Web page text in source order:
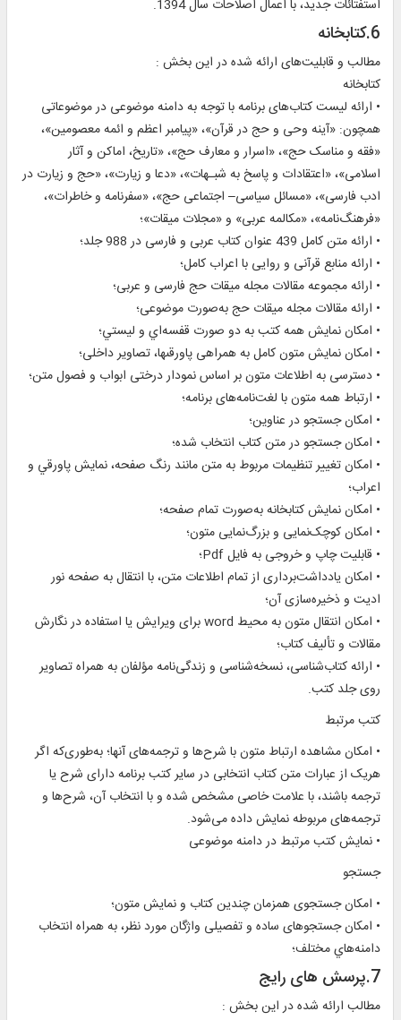
استفتائات جدید، با اعمال اصلاحات سال 1394.
6.کتابخانه
مطالب و قابليت‌های ارائه شده در اين بخش :
کتابخانه
• ارائه ليست کتاب‌های برنامه با توجه به دامنه موضوعی در موضوعاتی
همچون: «آینه وحی و حج در قرآن»، «پیامبر اعظم و ائمه معصومین»،
«فقه و مناسک حج»، «اسرار و معارف حج»، «تاریخ، اماکن و آثار
اسلامی»، «اعتقادات و پاسخ به شبـهات»، «دعا و زيارت»، «حج و زيارت در
ادب فارسی»، «مسائل سياسی– ‌اجتماعی حج»، «سفرنامه و خاطرات»،
«فرهنگ‌نامه»، «مکالمه عربی» و «مجلات ميقات»؛
• ارائه متن کامل 439 عنوان کتاب عربی و فارسی در 988 جلد؛
• ارائه منابع قرآنی و روایی با اعراب کامل؛
• ارائه مجموعه مقالات مجله ميقات حج فارسی و عربی؛
• ارائه مقالات مجله ميقات حج به‌صورت موضوعی؛
• امكان نمايش همه کتب به دو صورت قفسه‌اي و ليستي؛
• امكان نمايش متون كامل به همراهى پاورقى‏ها، تصاوير داخلی؛
• دسترسی به اطلاعات متون بر اساس نمودار درختی ابواب و فصول متن؛
• ارتباط همه متون با لغت‌نامه‌های برنامه؛
• امکان جستجو در عناوين؛
• امکان جستجو در متن کتاب انتخاب شده؛
• امكان تغيير تنظيمات مربوط به متن مانند رنگ صفحه، نمايش پاورقي و
اعراب؛
• امکان نمايش کتابخانه به‌صورت تمام صفحه؛
• امکان کوچک‌نمایی و بزرگ‌نمایی متون؛
• قابليت چاپ و خروجى به فايل Pdf؛
• امکان یادداشت‌برداری از تمام اطلاعات متن، با انتقال به صفحه نور
ادیت و ذخیره‌سازی آن؛
• امکان انتقال متون به محیط word برای ویرایش یا استفاده در نگارش
مقالات و تألیف کتاب؛
• ارائه کتاب‌شناسی، نسخه‌شناسی و زندگی‌نامه مؤلفان به همراه تصاویر
روی جلد کتب.
کتب مرتبط
• امکان مشاهده ارتباط متون با شرح‌ها و ترجمه‌های آنها؛ به‌طوری‌که اگر
هریک از عبارات متن کتاب انتخابی در سایر کتب برنامه دارای شرح یا
ترجمه باشند، با علامت خاصی مشخص شده و با انتخاب آن، شرح‌ها و
ترجمه‌های مربوطه نمایش داده می‌شود.
• نمايش کتب مرتبط در دامنه موضوعی
جستجو
• امکان جستجوی همزمان چندین کتاب و نمایش متون؛
• امكان جستجوهاى ساده و تفصيلی واژگان مورد نظر، به همراه انتخاب
دامنه‌هاي مختلف؛
7.پرسش های رايج
مطالب ارائه شده در اين بخش :